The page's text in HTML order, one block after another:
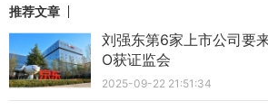
推荐文章
刘强东第6家上市公司要
O获证监会
2025-09-22 21:51:34